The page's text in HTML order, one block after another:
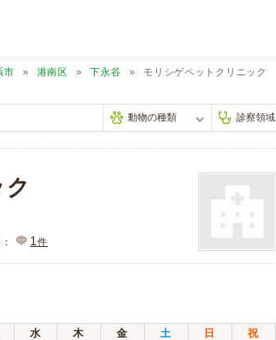
市 港南区 下永谷 モリシゲペットクリニック
1件
水 木 金 土 日
祝